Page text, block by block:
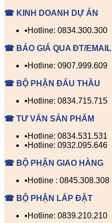
☎ KINH DOANH DỰ ÁN
▪️Hotline: 0834.300.300
☎ BÁO GIÁ QUA ĐT/EMAIL
▪️Hotline: 0907.999.609
☎ BỘ PHẬN ĐẤU THẦU
▪️Hotline: 0834.715.715
☎ TƯ VẤN SẢN PHẨM
▪️Hotline: 0834.531.531
▪️Hotline: 0932.095.646
☎ BỘ PHẬN GIAO HÀNG
▪️Hotline : 0845.308.308
☎ BỘ PHẬN LẮP ĐẶT
▪️Hotline: 0839.210.210